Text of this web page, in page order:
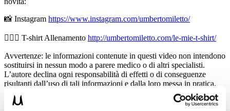
📸 Instagram https://www.instagram.com/umbertomiletto/
🏋🏻‍♂️ T-shirt Allenamento http://umbertomiletto.com/le-mie-t-shirt/
Avvertenze: le informazioni contenute in questi video non intendono
sostituirsi in nessun modo a parere medico o di altri specialisti.
L’autore declina ogni responsabilità di effetti o di conseguenze
risultanti dall’uso di tali informazioni e dalla loro messa in pratica.
L’allenamento con sovraccarichi, a corpo libero, con i kettlebell, con
il trx, e con altri attrezzi può causare infortuni, si consiglia pertanto